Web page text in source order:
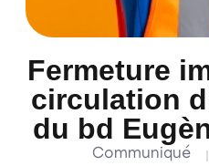
Fermeture
circulation
du bd
Communiqué